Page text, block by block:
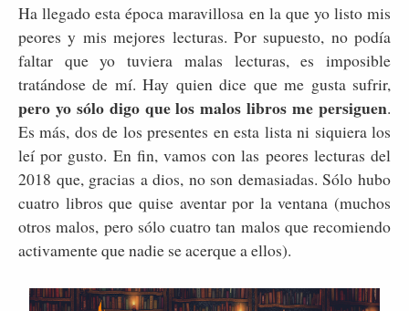
Ha llegado esta época maravillosa en la que yo listo mis
peores y mis mejores lecturas. Por supuesto, no podía
faltar que yo tuviera malas lecturas, es imposible
tratándose de mí. Hay quien dice que me gusta sufrir,
pero yo sólo digo que los malos libros me persiguen.
Es más, dos de los presentes en esta lista ni siquiera los
leí por gusto. En fin, vamos con las peores lecturas del
2018 que, gracias a dios, no son demasiadas. Sólo hubo
cuatro libros que quise aventar por la ventana (muchos
otros malos, pero sólo cuatro tan malos que recomiendo
activamente que nadie se acerque a ellos).